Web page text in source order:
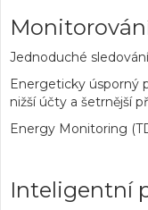
Jednoduché
Energeticky úsporný
nižší účty a šetrnější
Energy Monitoring
Inteligentní